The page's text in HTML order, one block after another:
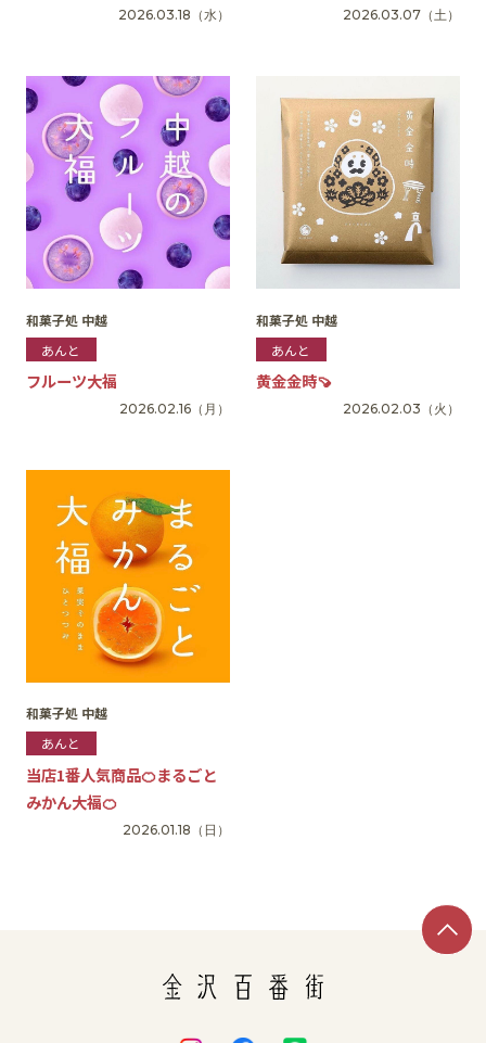
2026.03.18 （水） 2026.03.07 （土）
和菓子処 中越
あんと
フルーツ大福
2026.02.16 （月）
和菓子処 中越
あんと
黄金金時🍠
2026.02.03 （火）
和菓子処 中越
あんと
当店1番人気商品🍊まるごと
みかん大福🍊
2026.01.18 （日）